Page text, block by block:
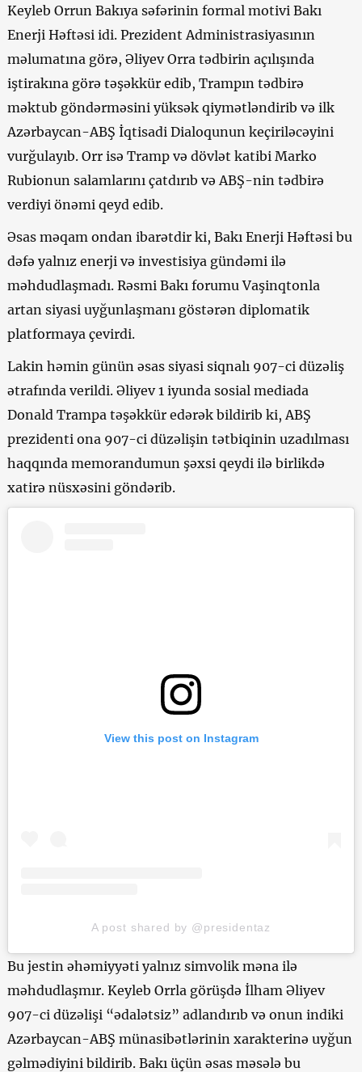
Keyleb Orrun Bakıya səfərinin formal motivi Bakı
Enerji Həftəsi idi. Prezident Administrasiyasının
məlumatına görə, Əliyev Orra tədbirin açılışında
iştirakına görə təşəkkür edib, Trampın tədbirə
məktub göndərməsini yüksək qiymətləndirib və ilk
Azərbaycan-ABŞ İqtisadi Dialoqunun keçiriləcəyini
vurğulayıb. Orr isə Tramp və dövlət katibi Marko
Rubionun salamlarını çatdırıb və ABŞ-nin tədbirə
verdiyi önəmi qeyd edib.
Əsas məqam ondan ibarətdir ki, Bakı Enerji Həftəsi bu
dəfə yalnız enerji və investisiya gündəmi ilə
məhdudlaşmadı. Rəsmi Bakı forumu Vaşinqtonla
artan siyasi uyğunlaşmanı göstərən diplomatik
platformaya çevirdi.
Lakin həmin günün əsas siyasi siqnalı 907-ci düzəliş
ətrafında verildi. Əliyev 1 iyunda sosial mediada
Donald Trampa təşəkkür edərək bildirib ki, ABŞ
prezidenti ona 907-ci düzəlişin tətbiqinin uzadılması
haqqında memorandumun şəxsi qeydi ilə birlikdə
xatirə nüsxəsini göndərib.
View this post on Instagram
A post shared by @presidentaz
Bu jestin əhəmiyyəti yalnız simvolik məna ilə
məhdudlaşmır. Keyleb Orrla görüşdə İlham Əliyev
907-ci düzəlişi “ədalətsiz” adlandırıb və onun indiki
Azərbaycan-ABŞ münasibətlərinin xarakterinə uyğun
gəlmədiyini bildirib. Bakı üçün əsas məsələ bu